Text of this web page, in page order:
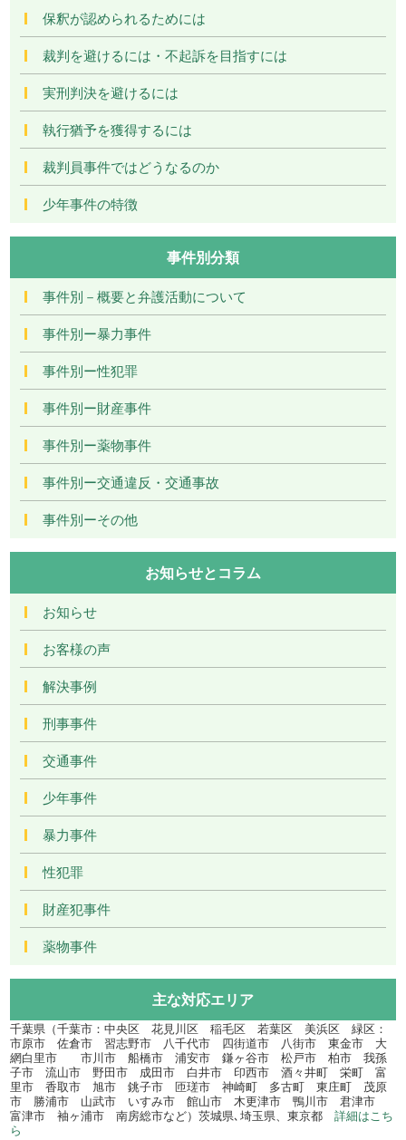
保釈が認められるためには
裁判を避けるには・不起訴を目指すには
実刑判決を避けるには
執行猶予を獲得するには
裁判員事件ではどうなるのか
少年事件の特徴
事件別分類
事件別－概要と弁護活動について
事件別ー暴力事件
事件別ー性犯罪
事件別ー財産事件
事件別ー薬物事件
事件別ー交通違反・交通事故
事件別ーその他
お知らせとコラム
お知らせ
お客様の声
解決事例
刑事事件
交通事件
少年事件
暴力事件
性犯罪
財産犯事件
薬物事件
主な対応エリア
千葉県（千葉市：中央区 花見川区 稲毛区 若葉区 美浜区 緑区：
市原市 佐倉市 習志野市 八千代市 四街道市 八街市 東金市 大
網白里市 市川市 船橋市 浦安市 鎌ヶ谷市 松戸市 柏市 我孫
子市 流山市 野田市 成田市 白井市 印西市 酒々井町 栄町 富
里市 香取市 旭市 銚子市 匝瑳市 神崎町 多古町 東庄町 茂原
市 勝浦市 山武市 いすみ市 館山市 木更津市 鴨川市 君津市
富津市 袖ヶ浦市 南房総市など）茨城県､埼玉県、東京都詳細はこち
ら